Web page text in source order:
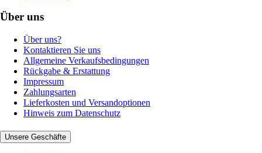
Über uns
Über uns?
Kontaktieren Sie uns
Allgemeine Verkaufsbedingungen
Rückgabe & Erstattung
Impressum
Zahlungsarten
Lieferkosten und Versandoptionen
Hinweis zum Datenschutz
Unsere Geschäfte